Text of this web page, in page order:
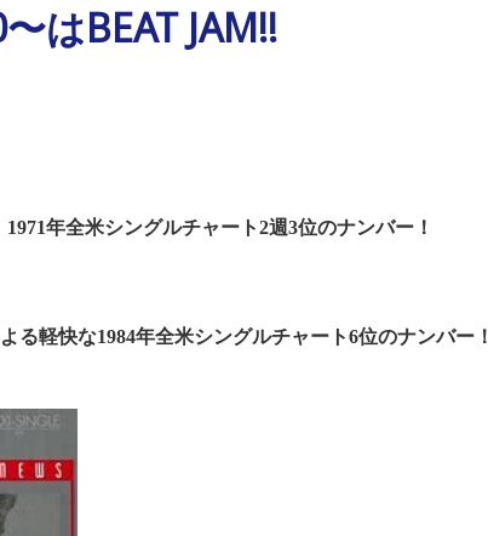
はBEAT JAM!!
1971年全米シングルチャート2週3位のナンバー！
る軽快な1984年全米シングルチャート6位のナンバー！